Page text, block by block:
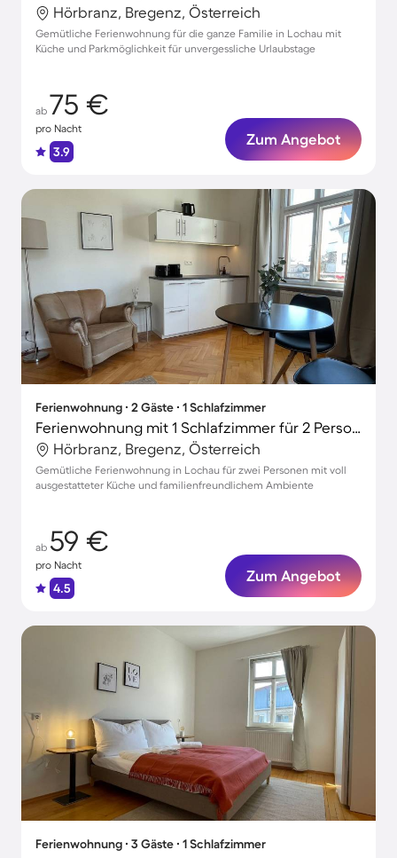
Hörbranz, Bregenz, Österreich
Gemütliche Ferienwohnung für die ganze Familie in Lochau mit
Küche und Parkmöglichkeit für unvergessliche Urlaubstage
ab 75 €
pro Nacht
3.9
Zum Angebot
Ferienwohnung ∙ 2 Gäste ∙ 1 Schlafzimmer
Ferienwohnung mit 1 Schlafzimmer für 2 Personen
Hörbranz, Bregenz, Österreich
Gemütliche Ferienwohnung in Lochau für zwei Personen mit voll
ausgestatteter Küche und familienfreundlichem Ambiente
ab 59 €
pro Nacht
4.5
Zum Angebot
Ferienwohnung ∙ 3 Gäste ∙ 1 Schlafzimmer